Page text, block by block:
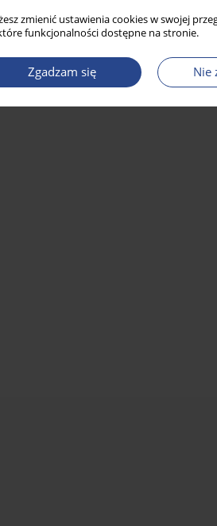
zmienić ustawienia cookies w swojej
funkcjonalności dostępne na stronie.
Zgadzam się Nie